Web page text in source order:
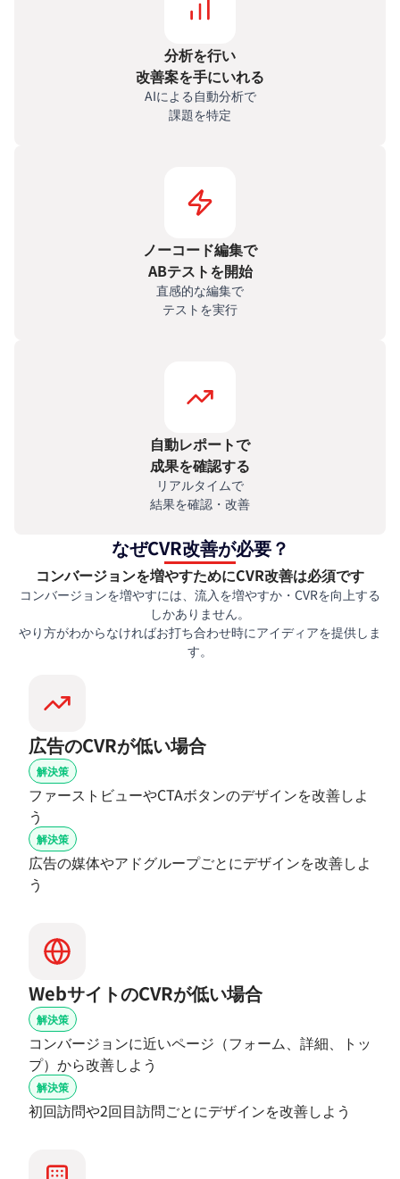
分析を行い
改善案を手にいれる
AIによる自動分析で
課題を特定
ノーコード編集で
ABテストを開始
直感的な編集で
テストを実行
自動レポートで
成果を確認する
リアルタイムで
結果を確認・改善
なぜCVR改善が必要？
コンバージョンを増やすためにCVR改善は必須です
コンバージョンを増やすには、流入を増やすか・CVRを向上する
しかありません。
やり方がわからなければお打ち合わせ時にアイディアを提供しま
す。
広告のCVRが低い場合
解決策
ファーストビューやCTAボタンのデザインを改善しよ
う
解決策
広告の媒体やアドグループごとにデザインを改善しよ
う
WebサイトのCVRが低い場合
解決策
コンバージョンに近いページ（フォーム、詳細、トッ
プ）から改善しよう
解決策
初回訪問や2回目訪問ごとにデザインを改善しよう